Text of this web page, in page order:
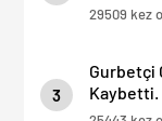
29509 kez
3
Gurbetçi
Kaybetti.